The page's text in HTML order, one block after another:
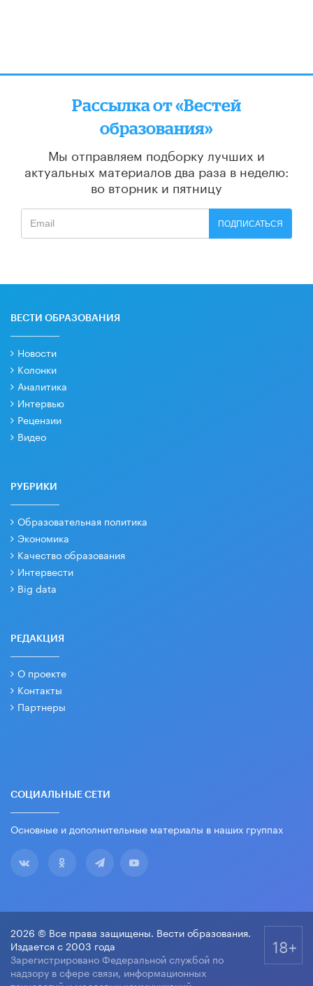
Рассылка от «Вестей
образования»
Мы отправляем подборку лучших и
актуальных материалов два раза в неделю:
во вторник и пятницу
ПОДПИСАТЬСЯ
ВЕСТИ ОБРАЗОВАНИЯ
Новости
Колонки
Аналитика
Интервью
Рецензии
Видео
РУБРИКИ
Образовательная политика
Экономика
Качество образования
Интервести
Big data
РЕДАКЦИЯ
О проекте
Контакты
Партнеры
СОЦИАЛЬНЫЕ СЕТИ
Основные и дополнительные материалы в наших группах
2026 © Все права защищены. Вести образования.
Издается с 2003 года
Зарегистрировано Федеральной службой по
надзору в сфере связи, информационных
18+